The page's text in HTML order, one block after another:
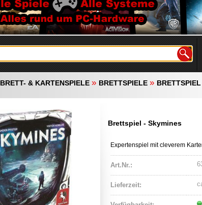
BRETT- & KARTENSPIELE » BRETTSPIELE »
Brettspiel - Skymines
Expertenspiel mit cleverem
Art.Nr.:
Lieferzeit: